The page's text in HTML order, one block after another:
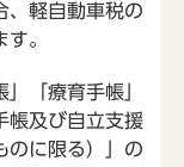
、軽自動車税の
。
「療育手帳」
帳及び自立支援
のに限る）」の